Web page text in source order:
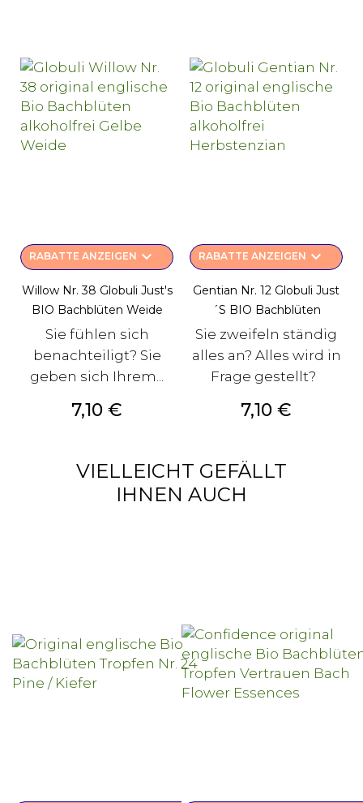
RABATTE ANZEIGEN keyboard_arrow_down
Willow Nr. 38 Globuli Just's
BIO Bachblüten Weide
Sie fühlen sich
benachteiligt? Sie
geben sich Ihrem...
Preis
7,10 €
RABATTE ANZEIGEN keyboard_arrow_down
Gentian Nr. 12 Globuli Just
´s BIO Bachblüten
Sie zweifeln ständig
alles an? Alles wird in
Frage gestellt?
Preis
7,10 €
VIELLEICHT GEFÄLLT
IHNEN AUCH